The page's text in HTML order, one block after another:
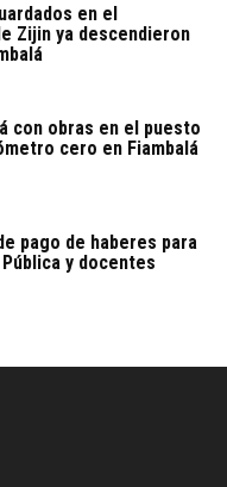
en el
Zijin ya descendieron
con obras en el puesto
cero en Fiambalá
pago de haberes para
y docentes